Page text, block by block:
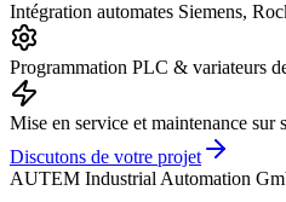
Intégration automates Siemens,
Programmation PLC & variateurs
Mise en service et maintenance sur
Discutons de votre projet
AUTEM Industrial Automation